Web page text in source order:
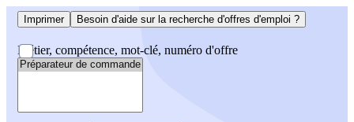
Imprimer Besoin d'aide sur la recherche d'offres d'emploi ?
Métier, compétence, mot-clé, numéro d'offre